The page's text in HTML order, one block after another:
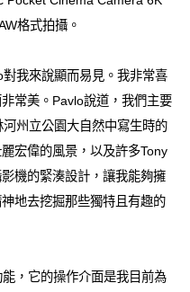
格式拍攝。
我來說顯而易見。我非常喜
常美。Pavlo說道，我們主要
州立公園大自然中寫生時的
宏偉的風景，以及許多Tony
機的緊湊設計，讓我能夠擁
地去挖掘那些獨特且有趣的
，它的操作介面是我目前為